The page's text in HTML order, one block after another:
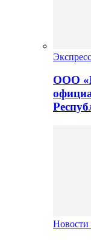
ООО
Новости